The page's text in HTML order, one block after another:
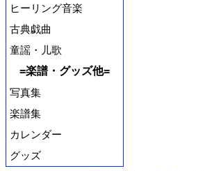
ヒーリング音楽
古典戯曲
童謡・儿歌
=楽譜・グッズ他=
写真集
楽譜集
カレンダー
グッズ